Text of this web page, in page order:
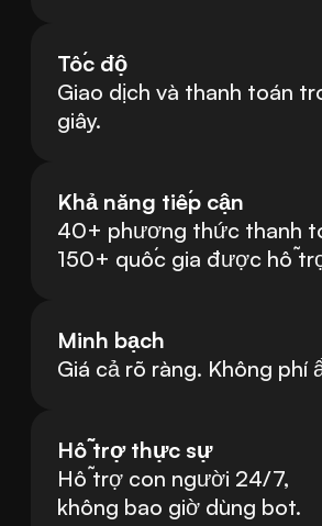
Tốc độ
Giao dịch và thanh toán
giây.
Khả năng tiếp cận
40+ phương thức thanh
150+ quốc gia được hỗ
Minh bạch
Giá cả rõ ràng. Không phí
Hỗ trợ thực sự
Hỗ trợ con người 24/7,
không bao giờ dùng bot.